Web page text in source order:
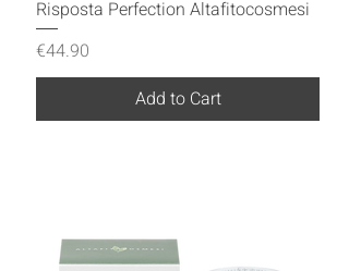
Risposta Perfection Altafitocosmesi
Price
€44.90
Add to Cart